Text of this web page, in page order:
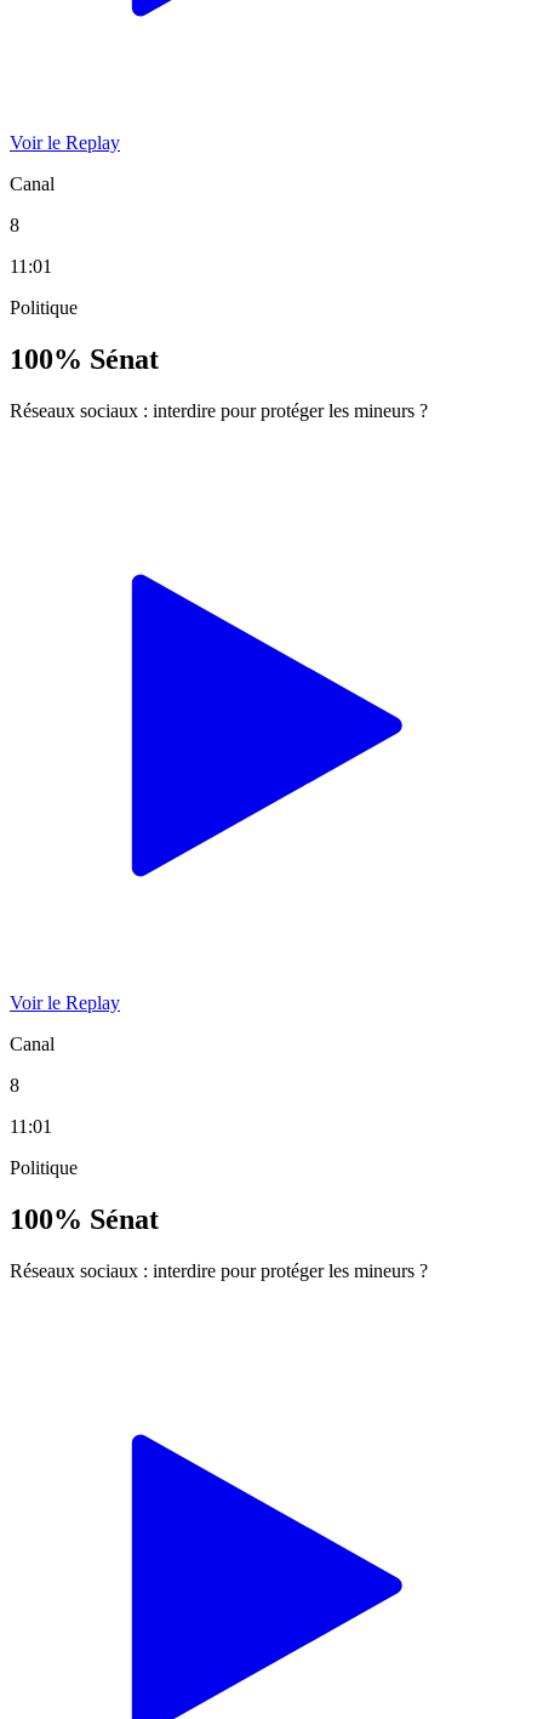
Voir le Replay
Canal
8
11:01
Politique
100% Sénat
Réseaux sociaux : interdire pour protéger les mineurs ?
Voir le Replay
Canal
8
11:01
Politique
100% Sénat
Réseaux sociaux : interdire pour protéger les mineurs ?